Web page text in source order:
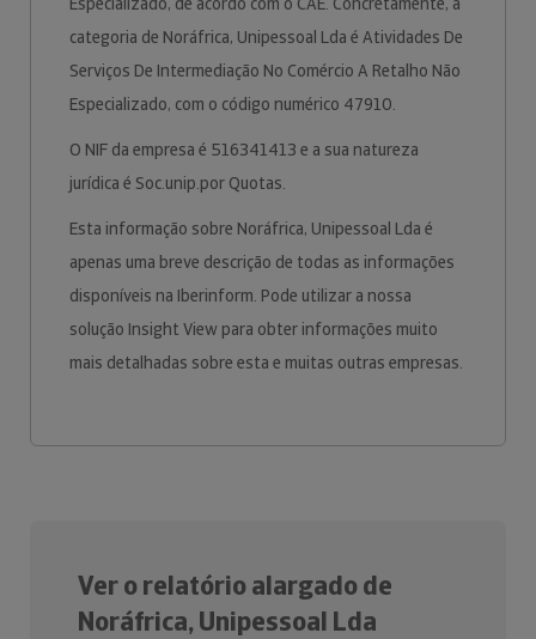
categoria de Noráfrica, Unipessoal Lda é Atividades De
Serviços De Intermediação No Comércio A Retalho Não
Especializado, com o código numérico 47910.
O NIF da empresa é 516341413 e a sua natureza
jurídica é Soc.unip.por Quotas.
Esta informação sobre Noráfrica, Unipessoal Lda é
apenas uma breve descrição de todas as informações
disponíveis na Iberinform. Pode utilizar a nossa
solução Insight View para obter informações muito
mais detalhadas sobre esta e muitas outras empresas.
Ver o relatório alargado de
Noráfrica, Unipessoal Lda